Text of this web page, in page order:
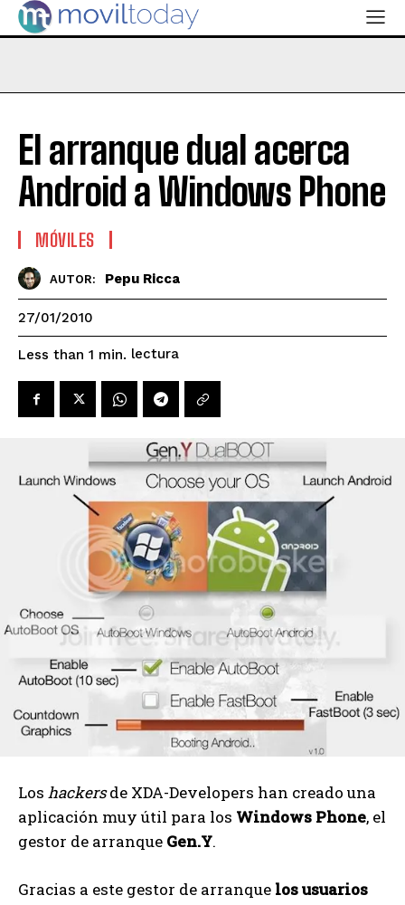
El arranque dual acerca
Android a Windows Phone
MÓVILES
AUTOR: Pepu Ricca
27/01/2010
Less than 1 min. lectura
Los hackersde XDA-Developers han creado una
aplicación muy útil para los Windows Phone, el
gestor de arranque Gen.Y.
Gracias a este gestor de arranque los usuarios